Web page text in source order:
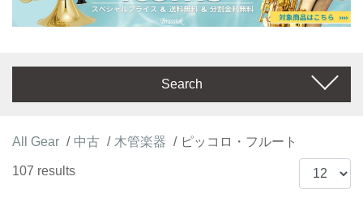
Search
All Gear 中古 木管楽器 ピッコロ・フルート
107 results